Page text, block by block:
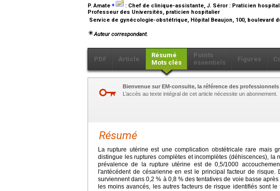
P. Amate ⁎ : Chef de clinique-assistante, J. Séror : Praticien
Professeur des Universités, praticien hospitalier
Service de gynécologie-obstétrique, Hôpital Beaujon, 100, boulevard
Auteur correspondant.
PDF Article
Résumé
Mots clés
Points
essentiels
Figures
Bienvenue sur EM-consulte, la référence des
L’accès au texte intégral de cet article nécessite un abonnement.
Résumé
La rupture utérine est une complication obstétricale rare mais
distingue les ruptures complètes et incomplètes (déhiscences), la
prévalence de la rupture utérine est de 0,5/1000
l'antécédent de césarienne en est le principal facteur de
surviennent dans 0,2 % à 0,8 % des tentatives de voie basse
les moins avancés, les autres facteurs de risque identifiés sont